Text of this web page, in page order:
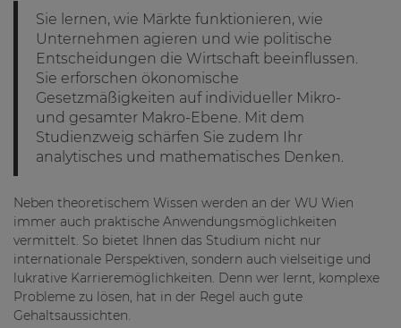
Sie lernen, wie Märkte funktionieren, wie
Unternehmen agieren und wie politische
Entscheidungen die Wirtschaft beeinflussen.
Sie erforschen ökonomische
Gesetzmäßigkeiten auf individueller Mikro-
und gesamter Makro-Ebene. Mit dem
Studienzweig schärfen Sie zudem Ihr
analytisches und mathematisches Denken.
Neben theoretischem Wissen werden an der WU Wien
immer auch praktische Anwendungsmöglichkeiten
vermittelt. So bietet Ihnen das Studium nicht nur
internationale Perspektiven, sondern auch vielseitige und
lukrative Karrieremöglichkeiten. Denn wer lernt, komplexe
Probleme zu lösen, hat in der Regel auch gute
Gehaltsaussichten.